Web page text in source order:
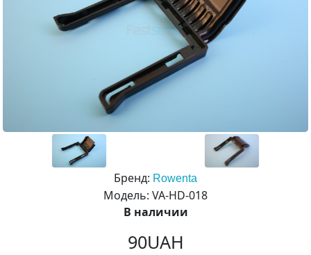
Бренд: Rowenta
Модель: VA-HD-018
В наличии
90UAH